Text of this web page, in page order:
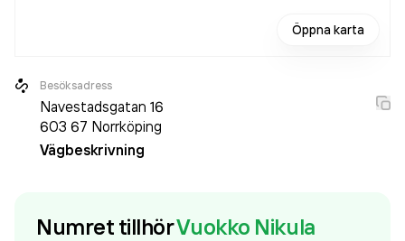
Öppna karta
Besöksadress
Navestadsgatan 16
603 67 Norrköping
Vägbeskrivning
Numret tillhörVuokko Nikula